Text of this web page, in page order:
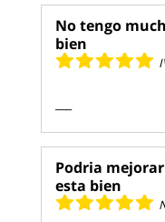
No tengo
bien
Podria
esta bien